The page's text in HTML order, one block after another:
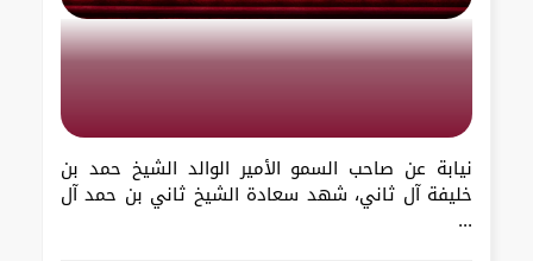
نيابة عن صاحب السمو الأمير الوالد الشيخ حمد بن
خليفة آل ثاني، شهد سعادة الشيخ ثاني بن حمد آل
...